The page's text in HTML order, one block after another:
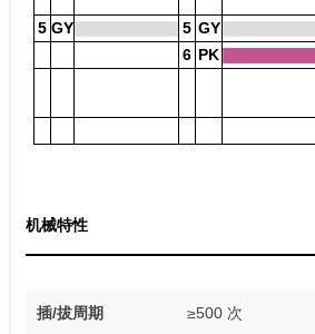
5 GY 5 GY
6 PK
机械特性
插/拔周期 ≥500 次